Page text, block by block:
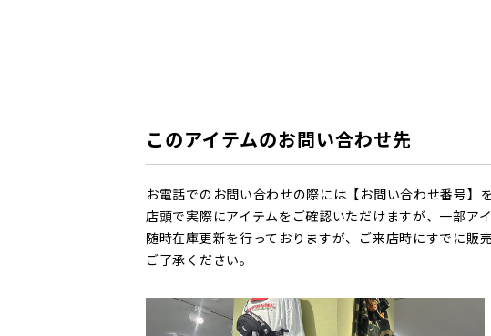
このアイテムのお問い合わせ先
お電話でのお問い合わせの際には【お問い合わせ番号】
店頭で実際にアイテムをご確認いただけますが、一部ア
随時在庫更新を行っておりますが、ご来店時にすでに販
ご了承ください。